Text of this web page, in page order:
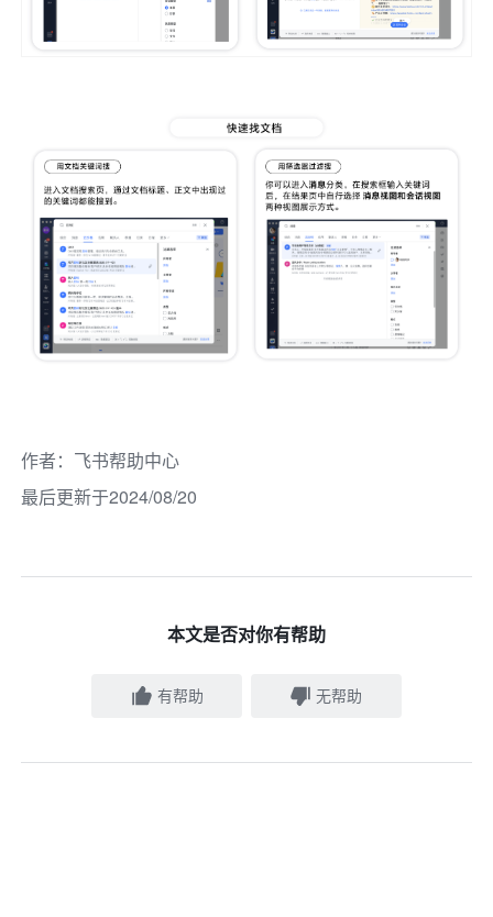
作者： 飞书帮助中心
最后更新于2024/08/20
本文是否对你有帮助
有帮助 无帮助